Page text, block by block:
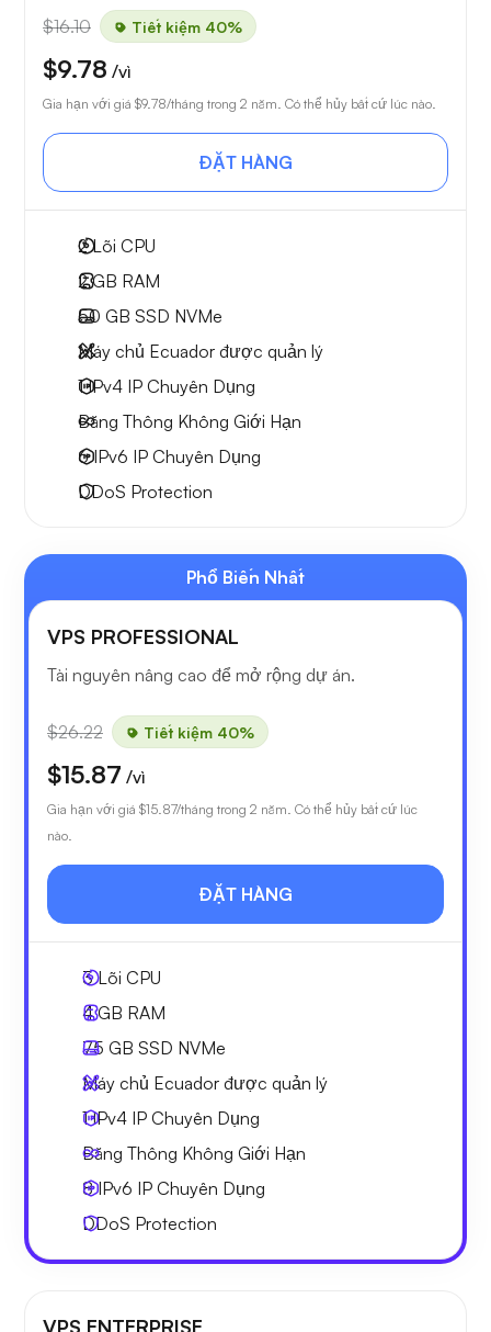
$16.10 Tiết kiệm 40%
$9.78 /vì
Gia hạn với giá $9.78/tháng trong 2 năm. Có thể hủy bất cứ lúc nào.
ĐẶT HÀNG
2Lõi CPU
2 GB RAM
50 GB SSD NVMe
Máy chủ Ecuador được quản lý
1 IPv4 IP Chuyên Dụng
Băng Thông Không Giới Hạn
6 IPv6 IP Chuyên Dụng
DDoS Protection
Phổ Biến Nhất
VPS PROFESSIONAL
Tài nguyên nâng cao để mở rộng dự án.
$26.22 Tiết kiệm 40%
$15.87 /vì
Gia hạn với giá $15.87/tháng trong 2 năm. Có thể hủy bất cứ lúc
nào.
ĐẶT HÀNG
3Lõi CPU
4 GB RAM
75 GB SSD NVMe
Máy chủ Ecuador được quản lý
1 IPv4 IP Chuyên Dụng
Băng Thông Không Giới Hạn
8 IPv6 IP Chuyên Dụng
DDoS Protection
VPS ENTERPRISE